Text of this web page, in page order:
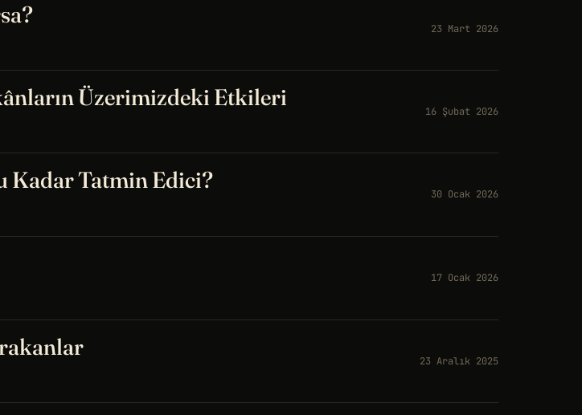
23 Mart 2026
Üzerimizdeki Etkileri
16 Şubat 2026
Kadar Tatmin Edici?
30 Ocak 2026
17 Ocak 2026
23 Aralık 2025